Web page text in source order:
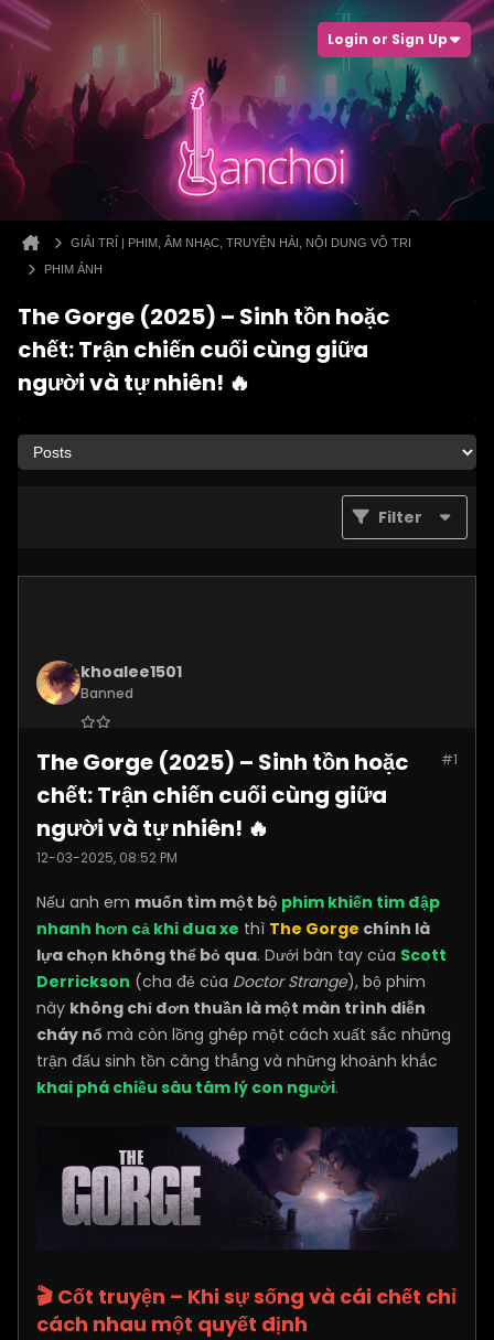
Login or Sign Up
GIẢI TRÍ | PHIM, ÂM NHẠC, TRUYỆN HÀI, NỘI DUNG VÔ TRI
PHIM ẢNH
The Gorge (2025) – Sinh tồn hoặc
chết: Trận chiến cuối cùng giữa
người và tự nhiên! 🔥
Filter
khoalee1501
Banned
Dec 2024
Posts:5577 #1
The Gorge (2025) – Sinh tồn hoặc
chết: Trận chiến cuối cùng giữa
người và tự nhiên! 🔥
12-03-2025, 08:52 PM
Nếu anh em muốn tìm một bộ phim khiến tim đập
nhanh hơn cả khi đua xe thì The Gorge chính là
lựa chọn không thể bỏ qua. Dưới bàn tay của Scott
Derrickson (cha đẻ của Doctor Strange), bộ phim
này không chỉ đơn thuần là một màn trình diễn
cháy nổ mà còn lồng ghép một cách xuất sắc những
trận đấu sinh tồn căng thẳng và những khoảnh khắc
khai phá chiều sâu tâm lý con người.
🎬 Cốt truyện – Khi sự sống và cái chết chỉ
cách nhau một quyết định